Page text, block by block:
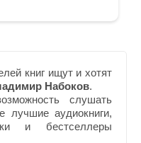
книг ищут и хотят
Набоков.
слушать
лучшие аудиокниги,
и бестселлеры